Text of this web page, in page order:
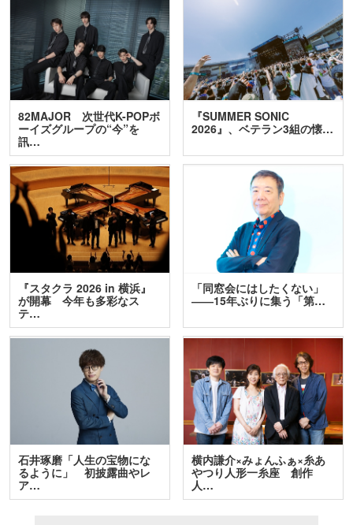
82MAJOR 次世代K-POPボ
ーイズグループの“今”を
訊…
『SUMMER SONIC
2026』、ベテラン3組の懐…
『スタクラ 2026 in 横浜』
が開幕 今年も多彩なス
テ…
「同窓会にはしたくない」
――15年ぶりに集う「第…
石井琢磨「人生の宝物にな
るように」 初披露曲やレ
ア…
横内謙介×みょんふぁ×糸あ
やつり人形一糸座 創作
人…